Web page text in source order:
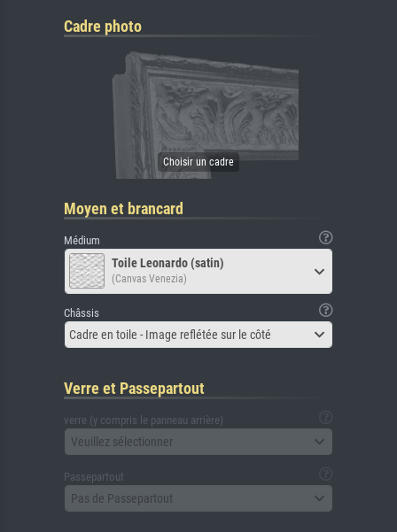
Cadre photo
Moyen et brancard
Médium
Toile Leonardo (satin)
(Canvas Venezia)
Châssis
Cadre en toile - Image reflétée sur le côté
Verre et Passepartout
verre (y compris le panneau arrière)
Veuillez sélectionner
Passepartout
Pas de Passepartout